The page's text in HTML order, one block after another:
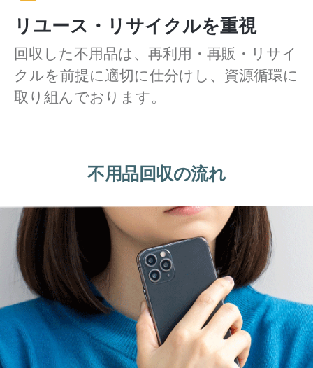
リユース・リサイクルを重視
回収した不用品は、再利用・再販・リサイ
クルを前提に適切に仕分けし、資源循環に
取り組んでおります。
不用品回収の流れ